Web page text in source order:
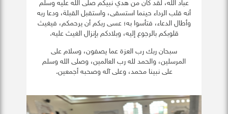
عباد الله، لقد كان من هدي نبيكم صلى الله عليه وسلم
أنه قلب الرداء حينما استسقى، واستقبل القبلة، ودعا ربه
وأطال الدعاء، فتأسوا به؛ عسى ربكم أن يرحمكم، فيغيث
قلوبكم بالرجوع إليه، وبلادكم بإنزال الغيث عليه.
سبحان ربك رب العزة عما يصفون، وسلام على
المرسلين، والحمد لله رب العالمين، وصلى الله وسلم
على نبينا محمد، وعلى آله وصحبه أجمعين.